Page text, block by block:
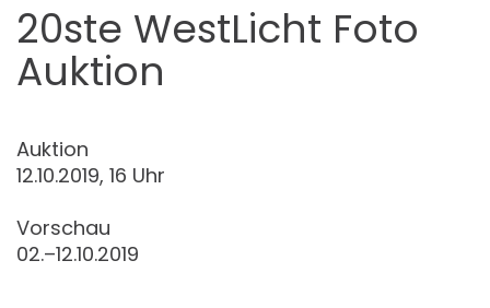
20ste WestLicht Foto
Auktion
Auktion
12.10.2019, 16 Uhr
Vorschau
02.–12.10.2019